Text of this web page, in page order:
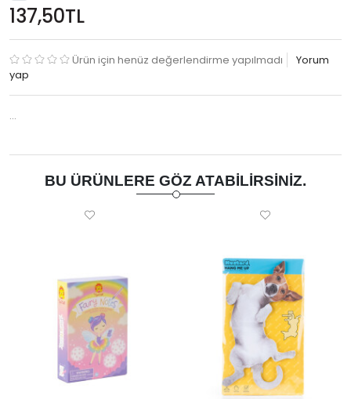
137,50TL
Ürün için henüz değerlendirme yapılmadı
Yorum
yap
…
BU ÜRÜNLERE GÖZ ATABILIRSINIZ.